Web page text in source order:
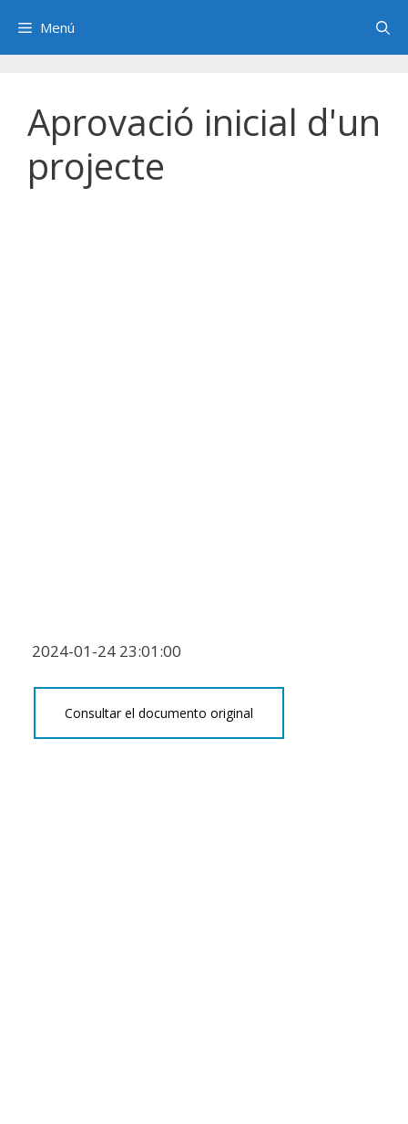
contenido
Menú
Aprovació inicial d'un
projecte
2024-01-24 23:01:00
Consultar el documento original